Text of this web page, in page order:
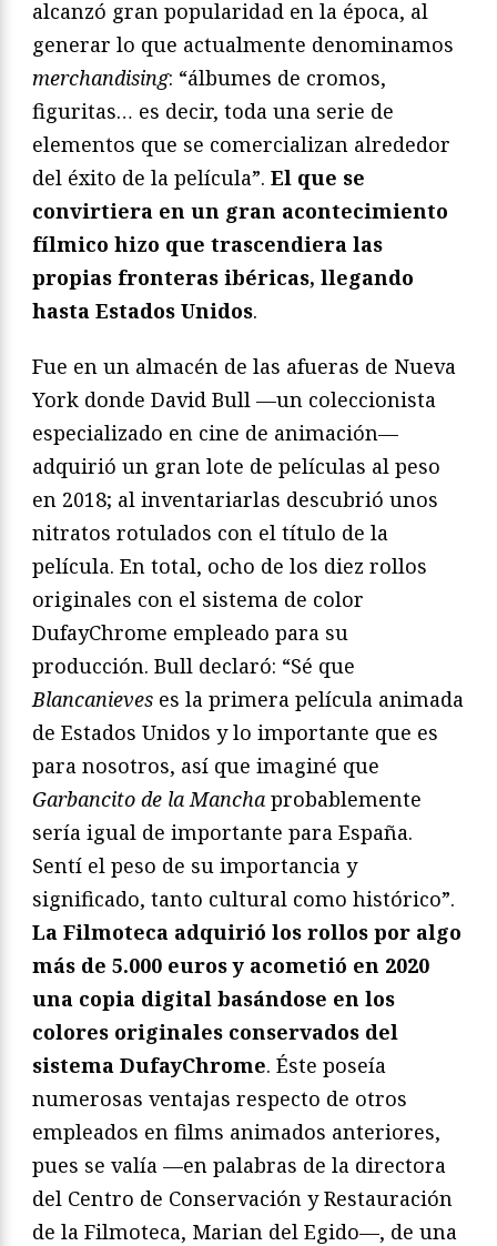
alcanzó gran popularidad en la época, al
generar lo que actualmente denominamos
merchandising: “álbumes de cromos,
figuritas… es decir, toda una serie de
elementos que se comercializan alrededor
del éxito de la película”. El que se
convirtiera en un gran acontecimiento
fílmico hizo que trascendiera las
propias fronteras ibéricas, llegando
hasta Estados Unidos.
Fue en un almacén de las afueras de Nueva
York donde David Bull —un coleccionista
especializado en cine de animación—
adquirió un gran lote de películas al peso
en 2018; al inventariarlas descubrió unos
nitratos rotulados con el título de la
película. En total, ocho de los diez rollos
originales con el sistema de color
DufayChrome empleado para su
producción. Bull declaró: “Sé que
Blancanieves es la primera película animada
de Estados Unidos y lo importante que es
para nosotros, así que imaginé que
Garbancito de la Mancha probablemente
sería igual de importante para España.
Sentí el peso de su importancia y
significado, tanto cultural como histórico”.
La Filmoteca adquirió los rollos por algo
más de 5.000 euros y acometió en 2020
una copia digital basándose en los
colores originales conservados del
sistema DufayChrome. Éste poseía
numerosas ventajas respecto de otros
empleados en films animados anteriores,
pues se valía —en palabras de la directora
del Centro de Conservación y Restauración
de la Filmoteca, Marian del Egido—, de una